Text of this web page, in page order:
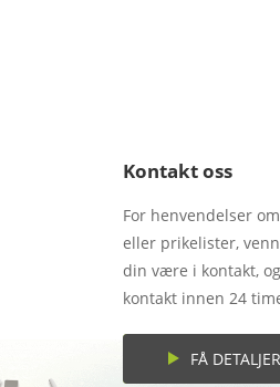
Kontakt oss
For henvendelser
eller prikelister,
din være i kontakt,
kontakt innen 24
FÅ